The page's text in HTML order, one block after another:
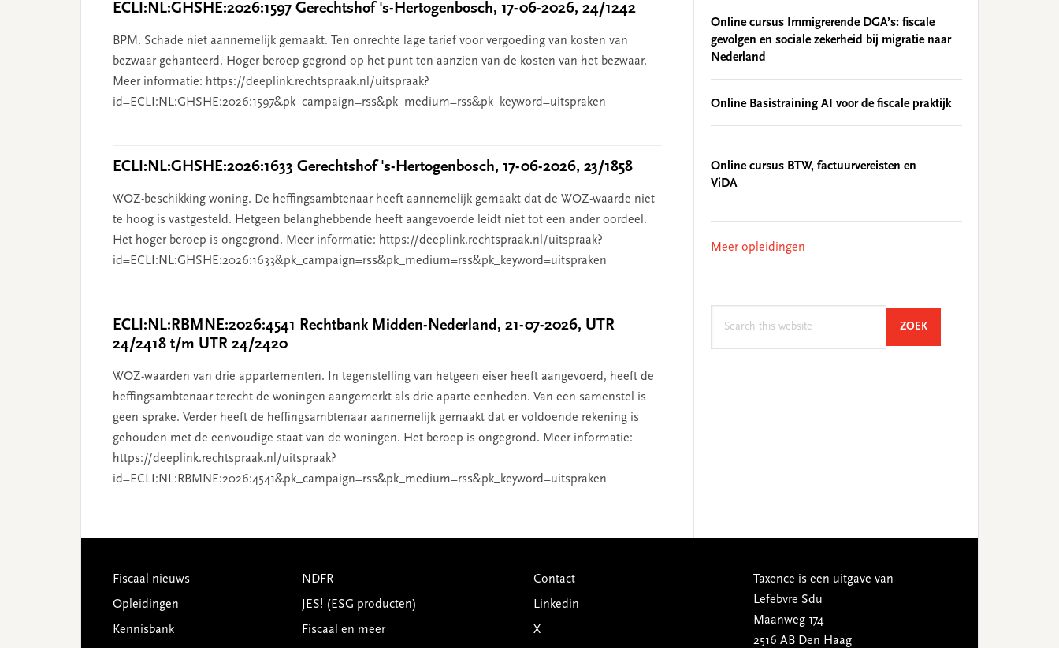
ECLI:NL:GHSHE:2026:1597 Gerechtshof 's-Hertogenbosch, 17-06-2026, 24/1242
BPM. Schade niet aannemelijk gemaakt. Ten onrechte lage tarief voor vergoeding van kosten van
bezwaar gehanteerd. Hoger beroep gegrond op het punt ten aanzien van de kosten van het bezwaar.
Meer informatie: https://deeplink.rechtspraak.nl/uitspraak?
id=ECLI:NL:GHSHE:2026:1597&pk_campaign=rss&pk_medium=rss&pk_keyword=uitspraken
ECLI:NL:GHSHE:2026:1633 Gerechtshof 's-Hertogenbosch, 17-06-2026, 23/1858
WOZ-beschikking woning. De heffingsambtenaar heeft aannemelijk gemaakt dat de WOZ-waarde niet
te hoog is vastgesteld. Hetgeen belanghebbende heeft aangevoerde leidt niet tot een ander oordeel.
Het hoger beroep is ongegrond. Meer informatie: https://deeplink.rechtspraak.nl/uitspraak?
id=ECLI:NL:GHSHE:2026:1633&pk_campaign=rss&pk_medium=rss&pk_keyword=uitspraken
ECLI:NL:RBMNE:2026:4541 Rechtbank Midden-Nederland, 21-07-2026, UTR
24/2418 t/m UTR 24/2420
WOZ-waarden van drie appartementen. In tegenstelling van hetgeen eiser heeft aangevoerd, heeft de
heffingsambtenaar terecht de woningen aangemerkt als drie aparte eenheden. Van een samenstel is
geen sprake. Verder heeft de heffingsambtenaar aannemelijk gemaakt dat er voldoende rekening is
gehouden met de eenvoudige staat van de woningen. Het beroep is ongegrond. Meer informatie:
https://deeplink.rechtspraak.nl/uitspraak?
id=ECLI:NL:RBMNE:2026:4541&pk_campaign=rss&pk_medium=rss&pk_keyword=uitspraken
Online cursus Immigrerende DGA’s: fiscale
gevolgen en sociale zekerheid bij migratie naar
Nederland
Online Basistraining AI voor de fiscale praktijk
Online cursus BTW, factuurvereisten en
ViDA
Meer opleidingen
ZOEKSEARCH
Footer
Fiscaal nieuws
Opleidingen
Kennisbank
NDFR
JES! (ESG producten)
Fiscaal en meer
Contact
Linkedin
X
Taxence is een uitgave van
Lefebvre Sdu
Maanweg 174
2516 AB Den Haag